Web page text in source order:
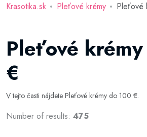
Krasotika.sk Pleťové krémy Pleťové
Pleťové
€
V tejto časti nájdete Pleťové krémy do 100 €.
Number of results: 475